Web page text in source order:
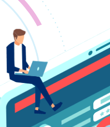
介
・ISMS方針
xR事業
AI・IoTソリューション